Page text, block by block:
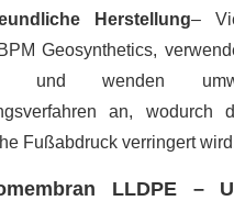
Herstellung–
Geosynthetics,
und wenden
an, wodurch
Fußabdruck verringert
LLDPE –